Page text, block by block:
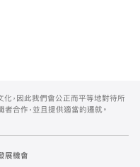
，因此我們會公正而平等地對待所
合作，並且提供適當的遷就。
展機會